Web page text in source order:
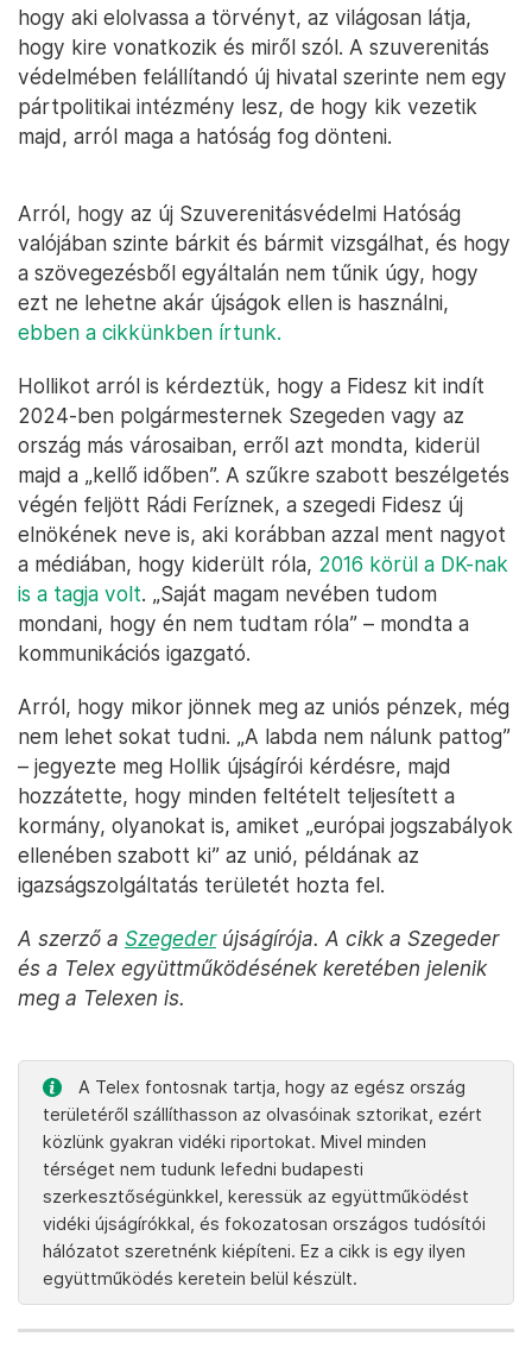
hogy aki elolvassa a törvényt, az világosan látja,
hogy kire vonatkozik és miről szól. A szuverenitás
védelmében felállítandó új hivatal szerinte nem egy
pártpolitikai intézmény lesz, de hogy kik vezetik
majd, arról maga a hatóság fog dönteni.
Arról, hogy az új Szuverenitásvédelmi Hatóság
valójában szinte bárkit és bármit vizsgálhat, és hogy
a szövegezésből egyáltalán nem tűnik úgy, hogy
ezt ne lehetne akár újságok ellen is használni,
ebben a cikkünkben írtunk.
Hollikot arról is kérdeztük, hogy a Fidesz kit indít
2024-ben polgármesternek Szegeden vagy az
ország más városaiban, erről azt mondta, kiderül
majd a „kellő időben”. A szűkre szabott beszélgetés
végén feljött Rádi Feríznek, a szegedi Fidesz új
elnökének neve is, aki korábban azzal ment nagyot
a médiában, hogy kiderült róla, 2016 körül a DK-nak
is a tagja volt. „Saját magam nevében tudom
mondani, hogy én nem tudtam róla” – mondta a
kommunikációs igazgató.
Arról, hogy mikor jönnek meg az uniós pénzek, még
nem lehet sokat tudni. „A labda nem nálunk pattog”
– jegyezte meg Hollik újságírói kérdésre, majd
hozzátette, hogy minden feltételt teljesített a
kormány, olyanokat is, amiket „európai jogszabályok
ellenében szabott ki” az unió, példának az
igazságszolgáltatás területét hozta fel.
A szerző a Szegederújságírója. A cikk a Szegeder
és a Telex együttműködésének keretében jelenik
meg a Telexen is.
A Telex fontosnak tartja, hogy az egész ország
területéről szállíthasson az olvasóinak sztorikat, ezért
közlünk gyakran vidéki riportokat. Mivel minden
térséget nem tudunk lefedni budapesti
szerkesztőségünkkel, keressük az együttműködést
vidéki újságírókkal, és fokozatosan országos tudósítói
hálózatot szeretnénk kiépíteni. Ez a cikk is egy ilyen
együttműködés keretein belül készült.